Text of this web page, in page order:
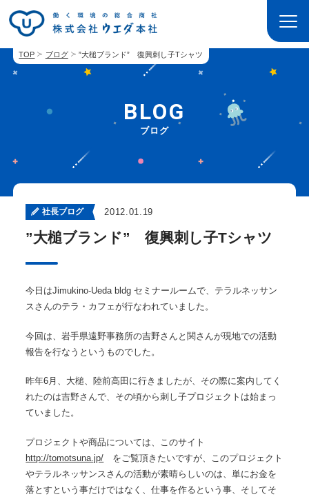
TOP ブログ ”大槌ブランド” 復興刺し子Tシャツ
BLOG
ブログ
社長ブログ 2012.01.19
”大槌ブランド” 復興刺し子Tシャツ
今日はJimukino-Ueda bldg セミナールームで、テラルネッサン
スさんのテラ・カフェが行なわれていました。
今回は、岩手県遠野事務所の吉野さんと関さんが現地での活動
報告を行なうというものでした。
昨年6月、大槌、陸前高田に行きましたが、その際に案内してく
れたのは吉野さんで、その頃から刺し子プロジェクトは始まっ
ていました。
プロジェクトや商品については、このサイト
http://tomotsuna.jp/ をご覧頂きたいですが、このプロジェクト
やテラルネッサンスさんの活動が素晴らしいのは、単にお金を
落とすという事だけではなく、仕事を作るという事、そしてそ